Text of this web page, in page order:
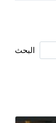
البحث